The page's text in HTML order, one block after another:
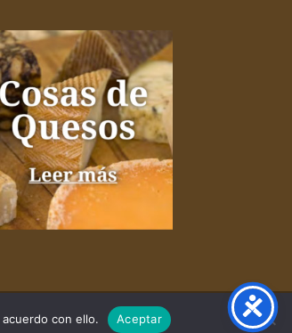
con ello. Aceptar